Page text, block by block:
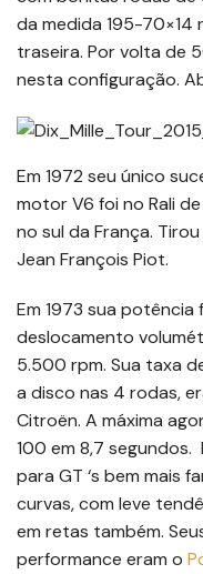
da medida 195-70×14
traseira. Por volta de
nesta configuração.
Em 1972 seu único
motor V6 foi no Rali
no sul da França.
Jean François Piot.
Em 1973 sua
deslocamento
5.500 rpm. Sua taxa
a disco nas 4 rodas,
Citroën. A máxima
100 em 8,7
para GT ‘s bem mais
curvas, com leve
em retas também.
performance eram o